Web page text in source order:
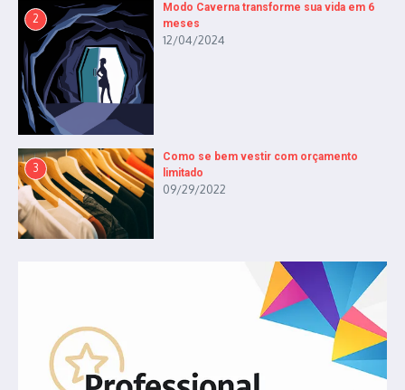
2
Modo Caverna transforme sua vida em 6
meses
12/04/2024
3
Como se bem vestir com orçamento
limitado
09/29/2022